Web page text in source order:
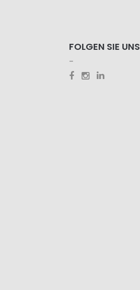
FOLGEN SIE UNS